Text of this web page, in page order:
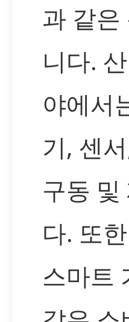
과 같
니다.
야에서
기, 센
구동
다. 또
스마트